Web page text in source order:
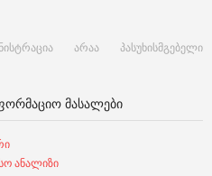
არაა პასუხისმგებელი
ᲛᲐᲡᲐᲚᲔᲑᲘ
ანალიზი